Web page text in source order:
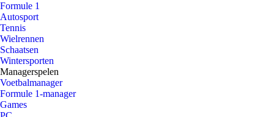
Formule 1
Autosport
Tennis
Wielrennen
Schaatsen
Wintersporten
Managerspelen
Voetbalmanager
Formule 1-manager
Games